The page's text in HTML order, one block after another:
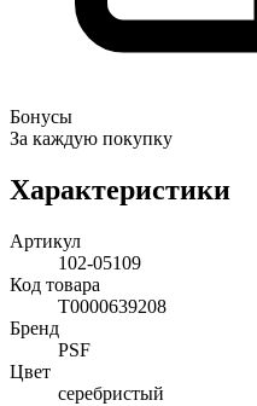
Бонусы
За каждую покупку
Характеристики
Артикул
102-05109
Код товара
Т0000639208
Бренд
PSF
Цвет
серебристый